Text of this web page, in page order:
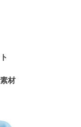
材